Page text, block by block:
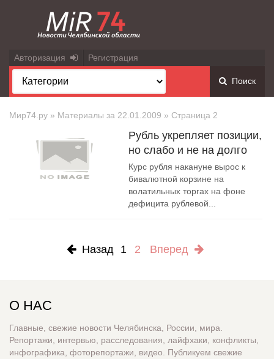
Авторизация Регистрация
Поиск
Мир74.ру » Материалы за 22.01.2009 » Страница 2
Рубль укрепляет позиции,
но слабо и не на долго
Курс рубля накануне вырос к
бивалютной корзине на
волатильных торгах на фоне
дефицита рублевой...
Назад 1 2 Вперед
О НАС
Главные, свежие новости Челябинска, России, мира.
Репортажи, интервью, расследования, лайфхаки, конфликты,
инфографика, фоторепортажи, видео. Публикуем свежие